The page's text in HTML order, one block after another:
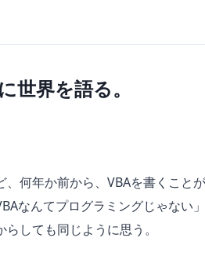
世界を語る。
何年か前から、VBAを書くことが
なんてプログラミングじゃない
しても同じように思う。